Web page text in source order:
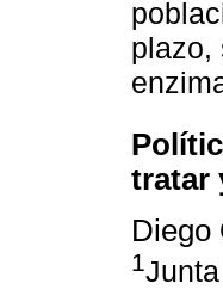
plazo,
tratar
Diego
1